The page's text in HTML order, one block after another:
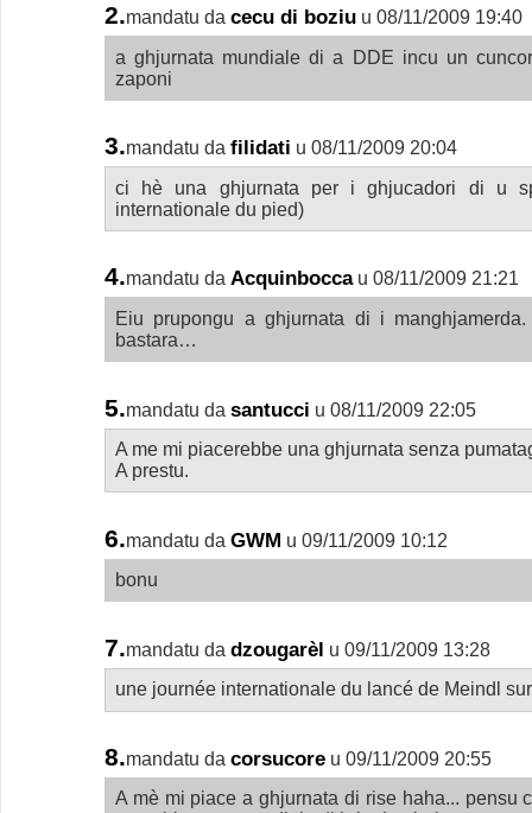
2.mandatu da cecu di boziu u 08/11/2009 19:40
a ghjurnata mundiale di a DDE incu un
zaponi
3.mandatu da filidati u 08/11/2009 20:04
ci hè una ghjurnata per i ghjucadori di u
internationale du pied)
4.mandatu da Acquinbocca u 08/11/2009 21:21
Eiu prupongu a ghjurnata di i
bastara…
5.mandatu da santucci u 08/11/2009 22:05
A me mi piacerebbe una ghjurnata senza
A prestu.
6.mandatu da GWM u 09/11/2009 10:12
bonu
7.mandatu da dzougarèl u 09/11/2009 13:28
une journée internationale du lancé de Meindl
8.mandatu da corsucore u 09/11/2009 20:55
A mè mi piace a ghjurnata di rise haha... pensu